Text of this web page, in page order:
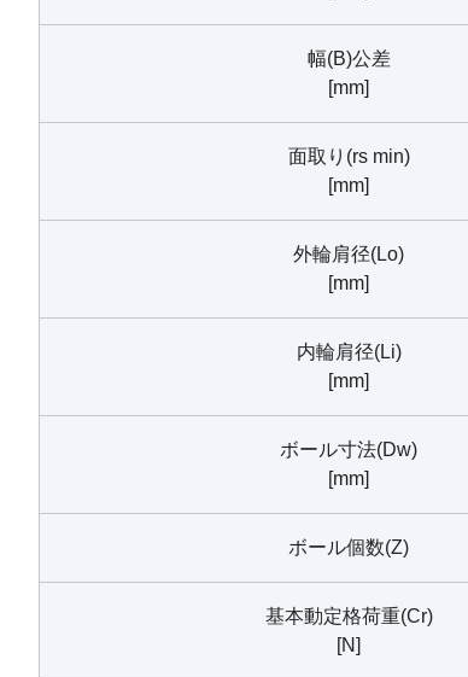
幅(B)公差
[mm]
面取り(rs min)
[mm]
外輪肩径(Lo)
[mm]
内輪肩径(Li)
[mm]
ボール寸法(Dw)
[mm]
ボール個数(Z)
基本動定格荷重(Cr)
[N]